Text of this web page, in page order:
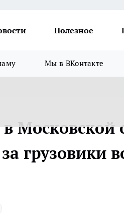
Полезное
Мы в ВКонтакте
Московской
грузовики